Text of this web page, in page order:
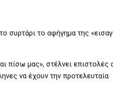
συρτάρι το αφήγημα της
πίσω μας», στέλνει επιστολές
να έχουν την προτελευταία